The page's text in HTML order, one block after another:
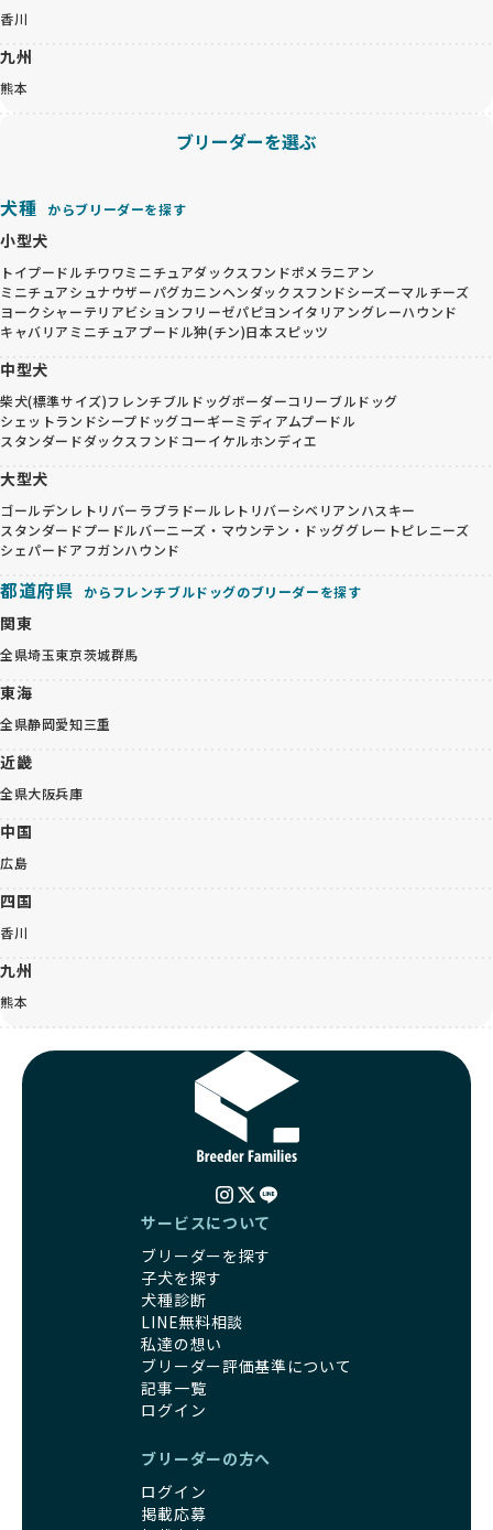
香川
九州
熊本
ブリーダーを選ぶ
犬種 からブリーダーを探す
小型犬
トイプードルチワワミニチュアダックスフンドポメラニアン
ミニチュアシュナウザーパグカニンヘンダックスフンドシーズーマルチーズ
ヨークシャーテリアビションフリーゼパピヨンイタリアングレーハウンド
キャバリア ミニチュアプードル狆(チン)日本スピッツ
中型犬
柴犬(標準サイズ)フレンチブルドッグボーダーコリーブルドッグ
シェットランドシープドッグコーギーミディアムプードル
スタンダードダックスフンドコーイケルホンディエ
大型犬
ゴールデンレトリバー ラブラドールレトリバーシベリアンハスキー
スタンダードプードルバーニーズ・マウンテン・ドッググレートピレニーズ
シェパードアフガンハウンド
都道府県 からフレンチブルドッグのブリーダーを探す
関東
全県埼玉東京茨城群馬
東海
全県静岡愛知三重
近畿
全県大阪兵庫
中国
広島
四国
香川
九州
熊本
サービスについて
ブリーダーを探す
子犬を探す
犬種診断
LINE無料相談
私達の想い
ブリーダー評価基準について
記事一覧
ログイン
ブリーダーの方へ
ログイン
掲載応募